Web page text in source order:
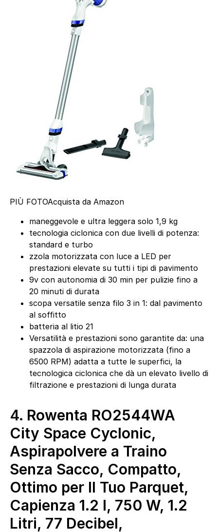
PIÙ FOTOAcquista da Amazon
maneggevole e ultra leggera solo 1,9 kg
tecnologia ciclonica con due livelli di potenza:
standard e turbo
zzola motorizzata con luce a LED per
prestazioni elevate su tutti i tipi di pavimento
9v con autonomia di 30 min per pulizie fino a
20 minuti di durata
scopa versatile senza filo 3 in 1: dal pavimento
al soffitto
batteria al litio 21
Versatilità e prestazioni sono garantite da: una
spazzola di aspirazione motorizzata (fino a
6500 RPM) adatta a tutte le superfici, la
tecnologica ciclonica che dà un elevato livello di
filtrazione e prestazioni di lunga durata
4. Rowenta RO2544WA
City Space Cyclonic,
Aspirapolvere a Traino
Senza Sacco, Compatto,
Ottimo per Il Tuo Parquet,
Capienza 1.2 l, 750 W, 1.2
Litri, 77 Decibel,